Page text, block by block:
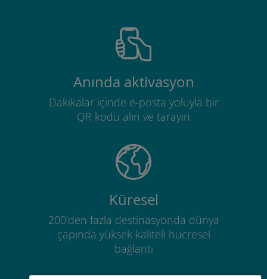
Anında aktivasyon
Dakikalar içinde e-posta yoluyla bir
QR kodu alın ve tarayın
Küresel
200'den fazla destinasyonda dünya
çapında yüksek kaliteli hücresel
bağlantı